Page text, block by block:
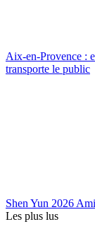
Aix-en-Provence :
transporte le public
Shen Yun 2026
Les plus lus